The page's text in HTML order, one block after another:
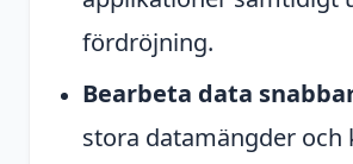
fördröjning.
Bearbeta data
stora datamängder och